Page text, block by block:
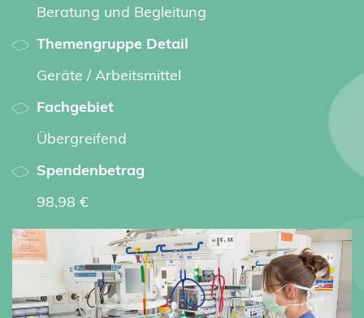
Beratung und Begleitung
Themengruppe Detail
Geräte / Arbeitsmittel
Fachgebiet
Übergreifend
Spendenbetrag
98,98 €